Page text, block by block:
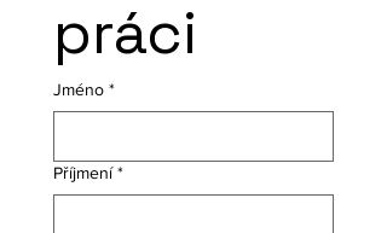
práci
Jméno *
Příjmení *